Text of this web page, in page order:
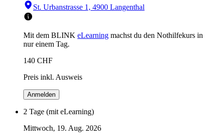
St. Urbanstrasse 1, 4900 Langenthal
Mit dem BLINK eLearning machst du den Nothilfekurs in
nur einem Tag.
140 CHF
Preis inkl. Ausweis
Anmelden
2 Tage (mit eLearning)
Mittwoch, 19. Aug. 2026